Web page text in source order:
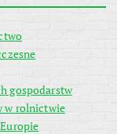
gospodarstw
w rolnictwie